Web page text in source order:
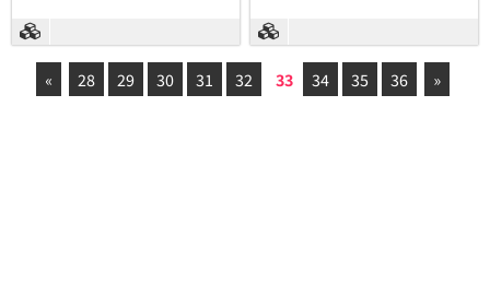
« 28 29 30 31 32 33 34 35 36 »